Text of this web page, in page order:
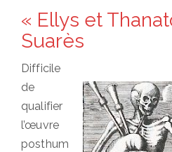
« Ellys et
Suarès
Difficile
de
qualifier
l’œuvre
posthum